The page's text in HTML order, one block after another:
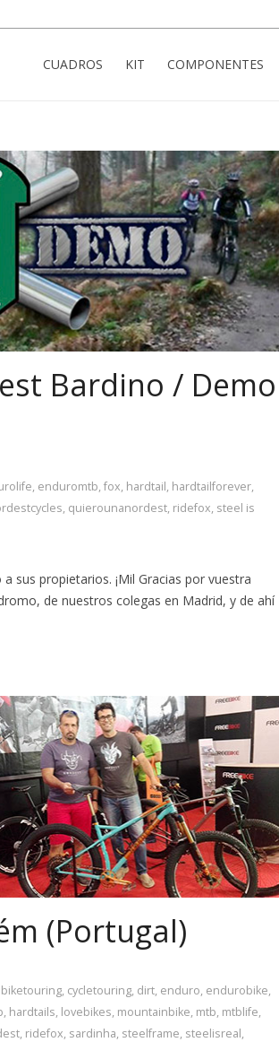
CUADROS KIT COMPONENTES
Bardino / Demo
, enduromtb, fox, hardtail, hardtailforever,
, quierounanordest, ridefox, steel is
sus propietarios. ¡Mil Gracias por vuestra
de nuestros colegas en Madrid, y de ahí
(Portugal)
biketouring, cycletouring, dirt, enduro, endurobike,
, hardtails, lovebikes, mountainbike, mtb, mtblife,
, ridefox, sardinha, steelframe, steelisreal,